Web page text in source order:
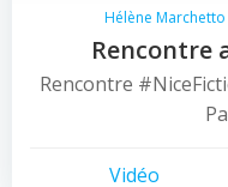
Hélène Marchetto
Rencontre
Rencontre
Vidéo